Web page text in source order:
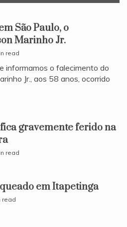
São Paulo, o
Marinho Jr.
read
informamos o falecimento do
Jr., aos 58 anos, ocorrido
gravemente ferido na
read
em Itapetinga
read